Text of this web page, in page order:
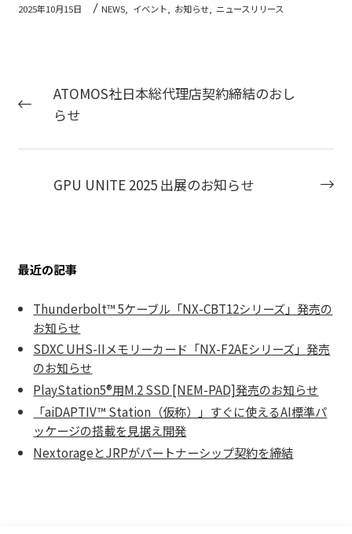
2025年10月15日 NEWS, イベント, お知らせ, ニュースリリース
ATOMOS社日本総代理店契約締結のおし
らせ
GPU UNITE 2025 出展のお知らせ
最近の記事
Thunderbolt™ 5ケーブル「NX-CBT12シリーズ」発売の
お知らせ
SDXC UHS-IIメモリーカード「NX-F2AEシリーズ」発売
のお知らせ
PlayStation5®用M.2 SSD [NEM-PAD]発売のお知らせ
「aiDAPTIV™ Station（仮称）」すぐに使えるAI標準パ
ッケージの搭載を見据え開発
NextorageとJRPがパートナーシップ契約を締結